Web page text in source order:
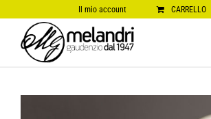
al
contenuto
Il mio account CARRELLO